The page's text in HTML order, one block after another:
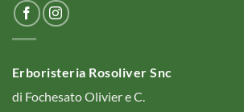
Erboristeria Rosoliver Snc
di Fochesato Olivier e C.